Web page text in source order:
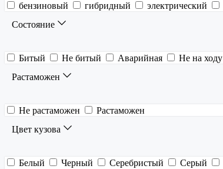
бензиновый гибридный электрический
Состояние
Битый Не битый Аварийная Не на ходу
Растаможен
Не растаможен
Растаможен
Цвет кузова
Белый Черный Серебристый Серый